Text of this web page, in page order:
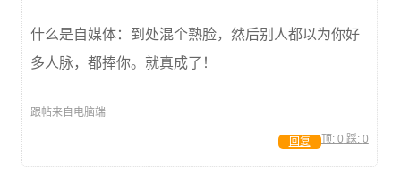
什么是自媒体：到处混个熟脸，然后别人都以为你好
多人脉，都捧你。就真成了！
跟帖来自电脑端
顶: 0 踩: 0
回复